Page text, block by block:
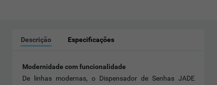
Descrição Especificações
Modernidade com funcionalidade
De linhas modernas, o Dispensador de Senhas JADE